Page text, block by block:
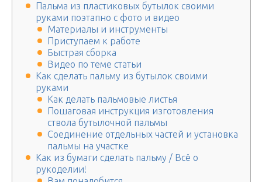
Пальма из пластиковых бутылок своими
руками поэтапно с фото и видео
Материалы и инструменты
Приступаем к работе
Быстрая сборка
Видео по теме статьи
Как сделать пальму из бутылок своими
руками
Как делать пальмовые листья
Пошаговая инструкция изготовления
ствола бутылочной пальмы
Соединение отдельных частей и установка
пальмы на участке
Как из бумаги сделать пальму / Всё о
рукоделии!